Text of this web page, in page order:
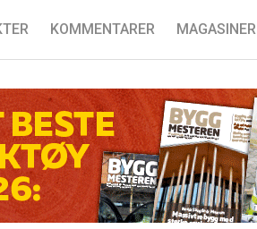
KOMMENTARER MAGASINER